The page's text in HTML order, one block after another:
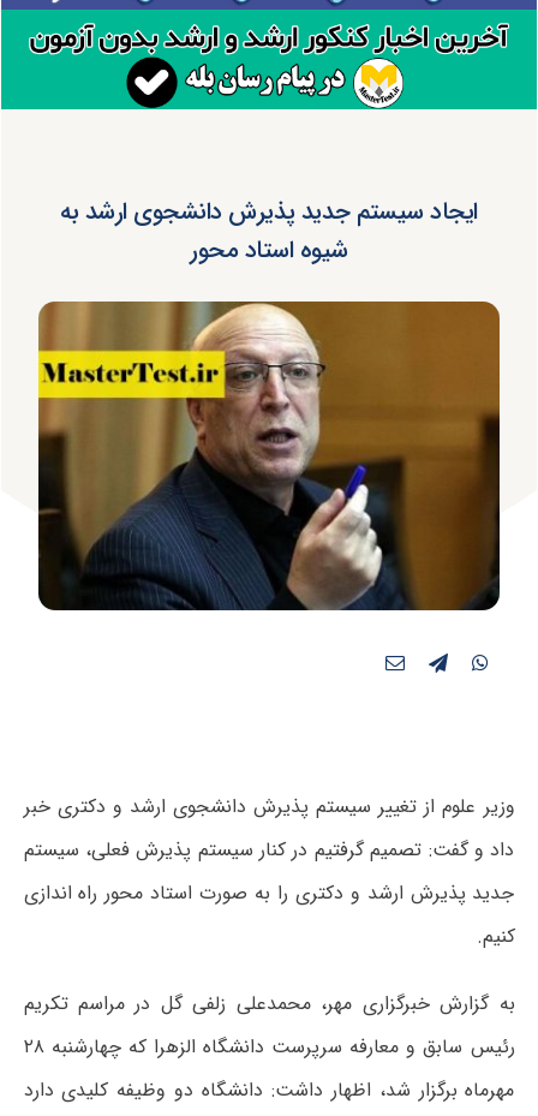
ایجاد سیستم جدید پذیرش دانشجوی ارشد به
شیوه استاد محور
وزیر علوم از تغییر سیستم پذیرش دانشجوی ارشد و دکتری خبر
داد و گفت: تصمیم گرفتیم در کنار سیستم پذیرش فعلی، سیستم
جدید پذیرش ارشد و دکتری را به صورت استاد محور راه اندازی
کنیم.
به گزارش خبرگزاری مهر، محمدعلی زلفی گل در مراسم تکریم
رئیس سابق و معارفه سرپرست دانشگاه الزهرا که چهارشنبه ۲۸
مهرماه برگزار شد، اظهار داشت: دانشگاه دو وظیفه کلیدی دارد